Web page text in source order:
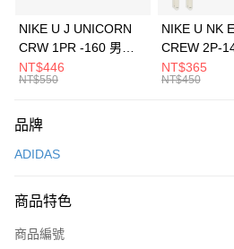
元大商業銀行
台灣樂天信用卡公司
全盈+PAY
AFTEE先享後付
【關於「AFTEE先享後付」】
便利好安心！
３．安心：先確認商品／服務後，再付款。
【「AFTEE先享後付」結帳流程】
運送方式
每筆NT$100，滿NT$1,500(含以上)免運
宅配
NIKE U J UNICORN
CRW 1PR -160 男女
中統襪 FZ3393100
NT$446
NT$550
NIKE U NK
CREW 2P-
EMBRDY 男
FZ3073133
NT$365
NT$450
品牌
ADIDAS
商品特色
商品編號